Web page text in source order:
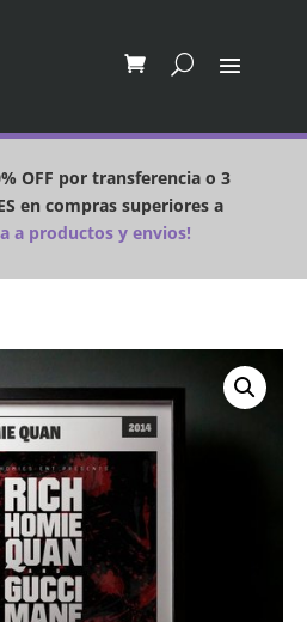
OFF por transferencia o 3
en compras superiores a
a productos y envios!